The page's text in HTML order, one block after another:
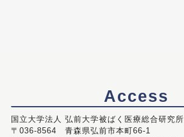
Access
国立大学法人 弘前大学被ばく医療総合研究所
〒036-8564 青森県弘前市本町66-1